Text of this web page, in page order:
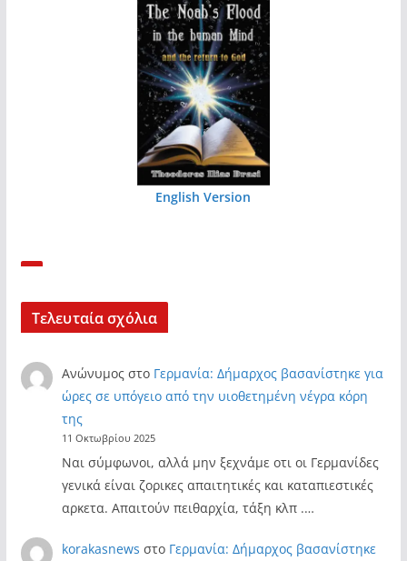
English Version
Τελευταία σχόλια
Ανώνυμος στο Γερμανία: Δήμαρχος βασανίστηκε για
ώρες σε υπόγειο από την υιοθετημένη νέγρα κόρη
της
11 Οκτωβρίου 2025
Ναι σύμφωνοι, αλλά μην ξεχνάμε οτι οι Γερμανίδες
γενικά είναι ζορικες απαιτητικές και καταπιεστικές
αρκετα. Απαιτούν πειθαρχία, τάξη κλπ .…
korakasnews στο Γερμανία: Δήμαρχος βασανίστηκε